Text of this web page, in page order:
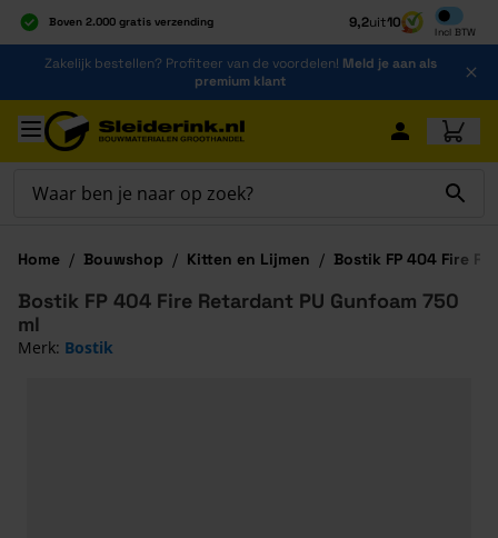
Boven 2.000 gratis verzending
Al 40 jaar dé specialist
Alles onder één dak
9,2uit10
Incl BTW
Inclusief
Ga naar de inhoud
Zakelijk bestellen? Profiteer van de voordelen! Meld je aan als
premium klant
Ga naar hoofdinhoud
Home / Bouwshop / Kitten en Lijmen / Bostik FP 404 Fire
Bostik FP 404 Fire Retardant PU Gunfoam 750
ml
Merk: Bostik